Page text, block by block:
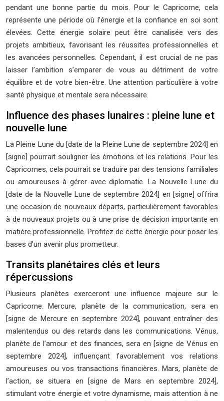
pendant une bonne partie du mois. Pour le Capricorne, cela
représente une période où l’énergie et la confiance en soi sont
élevées. Cette énergie solaire peut être canalisée vers des
projets ambitieux, favorisant les réussites professionnelles et
les avancées personnelles. Cependant, il est crucial de ne pas
laisser l’ambition s’emparer de vous au détriment de votre
équilibre et de votre bien-être. Une attention particulière à votre
santé physique et mentale sera nécessaire.
Influence des phases lunaires : pleine lune et
nouvelle lune
La Pleine Lune du [date de la Pleine Lune de septembre 2024] en
[signe] pourrait souligner les émotions et les relations. Pour les
Capricornes, cela pourrait se traduire par des tensions familiales
ou amoureuses à gérer avec diplomatie. La Nouvelle Lune du
[date de la Nouvelle Lune de septembre 2024] en [signe] offrira
une occasion de nouveaux départs, particulièrement favorables
à de nouveaux projets ou à une prise de décision importante en
matière professionnelle. Profitez de cette énergie pour poser les
bases d’un avenir plus prometteur.
Transits planétaires clés et leurs
répercussions
Plusieurs planètes exerceront une influence majeure sur le
Capricorne. Mercure, planète de la communication, sera en
[signe de Mercure en septembre 2024], pouvant entraîner des
malentendus ou des retards dans les communications. Vénus,
planète de l’amour et des finances, sera en [signe de Vénus en
septembre 2024], influençant favorablement vos relations
amoureuses ou vos transactions financières. Mars, planète de
l’action, se situera en [signe de Mars en septembre 2024],
stimulant votre énergie et votre dynamisme, mais attention à ne